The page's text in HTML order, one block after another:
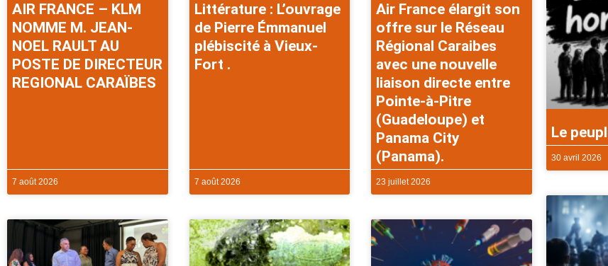
AIR FRANCE – KLM
NOMME M. JEAN-
NOEL RAULT AU
POSTE DE DIRECTEUR
REGIONAL CARAÏBES
7 août 2026
Littérature : L’ouvrage
de Pierre Émmanuel
plébiscité à Vieux-
Fort .
7 août 2026
Air France élargit son
offre sur le Réseau
Régional Caraibes
avec une nouvelle
liaison directe entre
Pointe-à-Pitre
(Guadeloupe) et
Panama City
(Panama).
23 juillet 2026
Le
30 avril 2026